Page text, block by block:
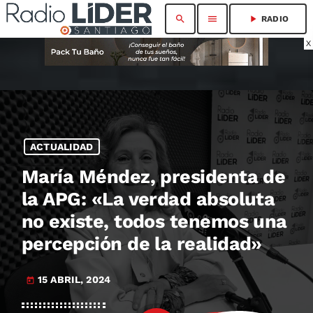
X
search menu play_arrow RADIO
ACTUALIDAD
María Méndez, presidenta de
la APG: «La verdad absoluta
no existe, todos tenemos una
percepción de la realidad»
today 15 ABRIL, 2024